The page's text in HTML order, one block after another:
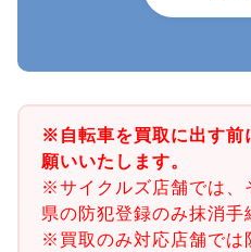
※自転車を買取に出す前
願いいたします。
※サイクルズ店舗では、
県の防犯登録のみ抹消手
※買取のみ対応店舗では